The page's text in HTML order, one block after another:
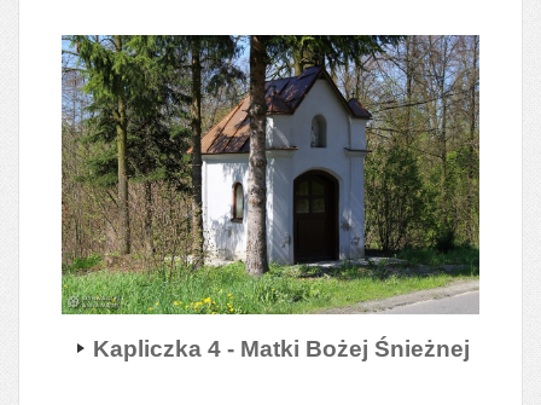
Kapliczka 4 - Matki Bożej Śnieżnej